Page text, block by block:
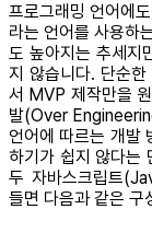
프로그래밍 언어에
라는 언어를 사용하
도 높아지는 추세지
지 않습니다. 단순
서 MVP 제작만을
발(Over
언어에 따르는 개발
하기가 쉽지 않다는
두 자바스크립트
들면 다음과 같은 구